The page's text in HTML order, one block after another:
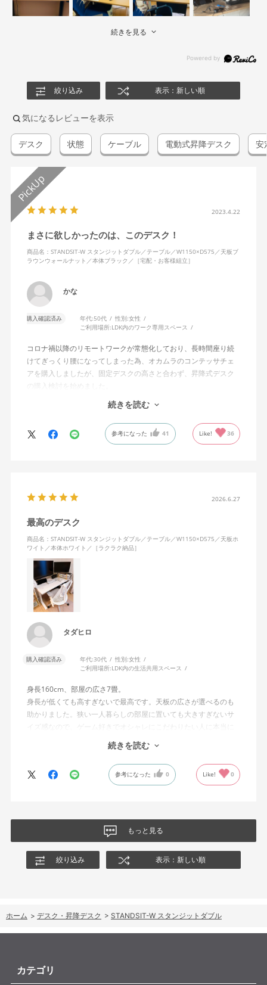
続きを見る
絞り込み 表示：新しい順
気になるレビューを表示
デスク 状態 ケーブル 電動式昇降デスク 安
2023.4.22
まさに欲しかったのは、このデスク！
商品名：STANDSIT-W スタンジットダブル／テーブル／W1150×D575／天板ブ
ラウンウォールナット／本体ブラック／［宅配・お客様組立］
かな
購入確認済み 年代:50代 性別:女性
ご利用場所:LDK内のワーク専用スペース
コロナ禍以降のリモートワークが常態化しており、長時間座り続
けてぎっくり腰になってしまった為、オカムラのコンテッサチェ
アを購入しましたが、固定デスクの高さと合わず、昇降式デスク
の購入検討を始めました。
サイズ、質感、油圧、操作しやすさ、組み立てやすさ（説明書、
電気工具不要）、コスパ、安全性や購入後のサポート体制と、多
数の条件がありましたが、全てを満たすデスクがこちらでした。
す。10%オフ期間に購入でき、申し訳ないくらいでした。満足度
他と迷っている方がいたら、私はこちらの購入を強くオススメし
たいです(*^^*)
続きを読む
参考になった 41 Like! 36
2026.6.27
最高のデスク
商品名：STANDSIT-W スタンジットダブル／テーブル／W1150×D575／天板ホ
ワイト／本体ホワイト／［ラクラク納品］
タダヒロ
購入確認済み 年代:30代 性別:女性
ご利用場所:LDK内の生活共用スペース
身長160cm、部屋の広さ7畳。
身長が低くても高すぎないで最高です。天板の広さが選べるのも
助かりました。狭い一人暮らしの部屋に置いても大きすぎないサ
イズ感なので、ゲーム好きでオシャレにこだわりたい人に本当に
テーブルの色味だけ、他のシリーズにあるような「もう少し白寄
りの木目調」が選べたらさらに理想的でしたが、全体的に大満足
のお買い物でした！
続きを読む
参考になった 0 Like! 0
もっと見る
絞り込み 表示：新しい順
ホーム > デスク・昇降デスク > STANDSIT-W スタンジットダブル
カテゴリ